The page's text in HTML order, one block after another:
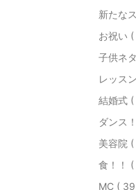
新たな
お祝い
子供ネ
レッス
結婚式 (
ダンス
美容院
食！！
MC (